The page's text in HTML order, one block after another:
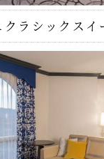
ラシックスイ